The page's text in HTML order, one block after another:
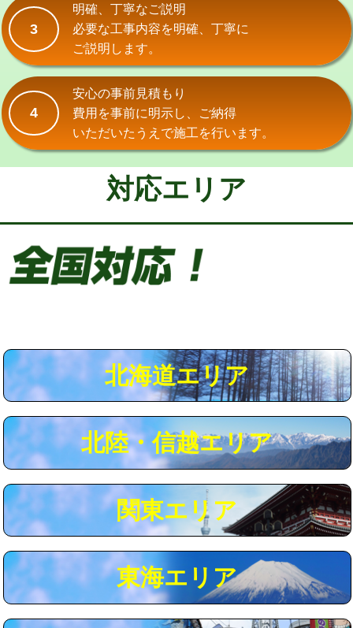
持込商品取付（浄水器・分岐水栓） 16,500円
給水管工事※（ホール加工)
給水管工事※（バンド止め)
給水管工事※（支持金具設置) 5,500円
給水管工事※（保温材使用（バンド止
め込み）)
5,500円
給水管工事※（土の掘削・埋め戻し作
11,000円
給水管工事※（塩ビ管（VP・HI）使
用/3ｍまで)
給水管工事※（ライニング鋼管・銅
管・ポリ管・HT管使用/3ｍまで)
44,000円
給水管工事※（ライニング鋼管・銅
+8,800円
マス交換（土の掘削・埋め戻し作業） 11,000円~
マス交換（深さ50㎝以上） 66,000円
コンクリート斫り（厚さ10㎝まで） 27,500円
コンクリート斫り（厚さ10㎝超え） 38,500円
モルタル補修（厚さ10㎝まで） 27,500円
3
明確、丁寧なご説明
必要な工事内容を明確、丁寧に
ご説明します。
4
安心の事前見積もり
費用を事前に明示し、ご納得
いただいたうえで施工を行います。
対応エリア
北海道エリア
北陸・信越エリア
関東エリア
東海エリア